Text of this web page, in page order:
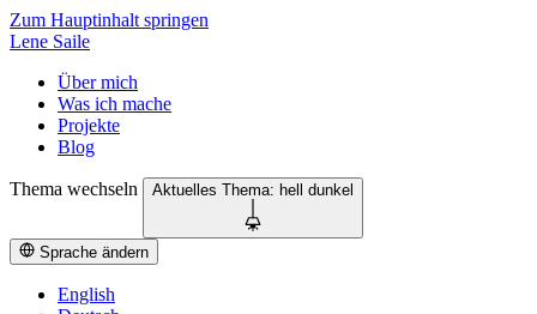
Zum Hauptinhalt springen
Lene Saile
Über mich
Was ich mache
Projekte
Blog
Thema wechseln Aktuelles Thema: hell dunkel
Sprache ändern
English